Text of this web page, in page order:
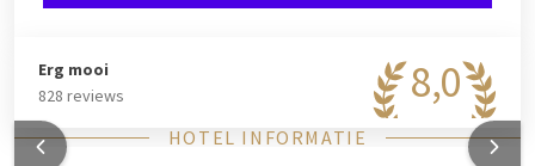
8,0
Erg mooi
828 reviews
HOTEL INFORMATIE